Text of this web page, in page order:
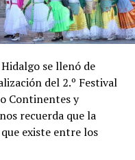
se llenó de
del 2.º Festival
Continentes y
recuerda que la
existe entre los